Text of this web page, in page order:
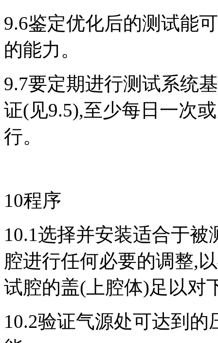
9.6鉴定优化后的测试能
的能力。
9.7要定期进行测试系统
证(见9.5),至少每日一次
行。
10程序
10.1选择并安装适合于
腔进行任何必要的调整,
试腔的盖(上腔体)足以对
10.2验证气源处可达到